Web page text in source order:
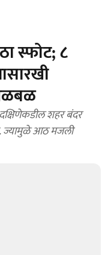
स्फोट; ८
ज्यामुळे आठ मजली